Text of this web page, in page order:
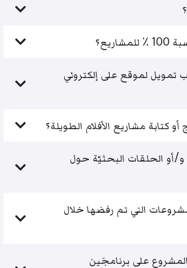
لموقع على إلكتروني
كتابة مشاريع الأفلام الطويلة؟
أو الحلقات البحثيّة حول
التي تم رفضها خلال
على برنامجَين